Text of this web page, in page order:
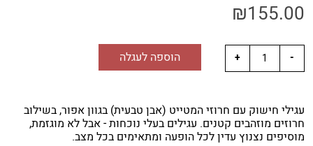
₪155.00
הוספה לעגלה
עגילי חישוק עם חרוזי המטייט (אבן טבעית) בגוון אפור, בשילוב
חרוזים מוזהבים קטנים. עגילים בעלי נוכחות - אבל לא מוגזמת,
מוסיפים נצנוץ עדין לכל הופעה ומתאימים בכל מצב.